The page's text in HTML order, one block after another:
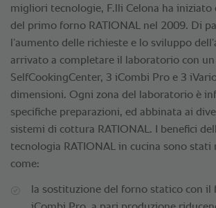
migliori tecnologie, F.lli Celona ha iniziato
del primo forno RATIONAL nel 2009. Di
l’aumento delle richieste e lo sviluppo
arrivato a completare il laboratorio con
SelfCookingCenter, 3 iCombi Pro e 3
dimensioni. Ogni zona del laboratorio è
specifiche preparazioni, ed abbinata ai
sistemi di cottura RATIONAL. I benefici
tecnologia RATIONAL in cucina sono stati
come:
la sostituzione del forno statico con